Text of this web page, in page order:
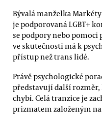
Bývalá manželka
je podporovaná LGBT+
se podpory nebo pomoci
ve skutečnosti má k
přístup než trans lidé.
Právě psychologické
představují další
chybí. Celá tranzice je
prizmatem založeným